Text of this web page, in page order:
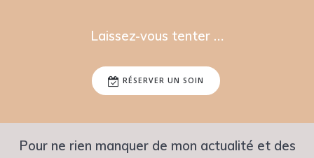
Laissez-vous tenter …
RÉSERVER UN SOIN
Pour ne rien manquer de mon actualité et des